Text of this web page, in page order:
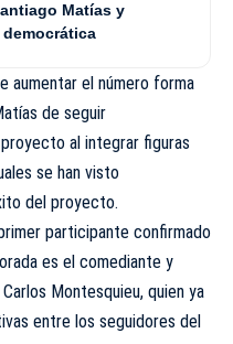
Matías y
aumentar el número forma
de seguir
al integrar figuras
se han visto
del proyecto.
participante confirmado
es el comediante y
Montesquieu, quien ya
entre los seguidores del